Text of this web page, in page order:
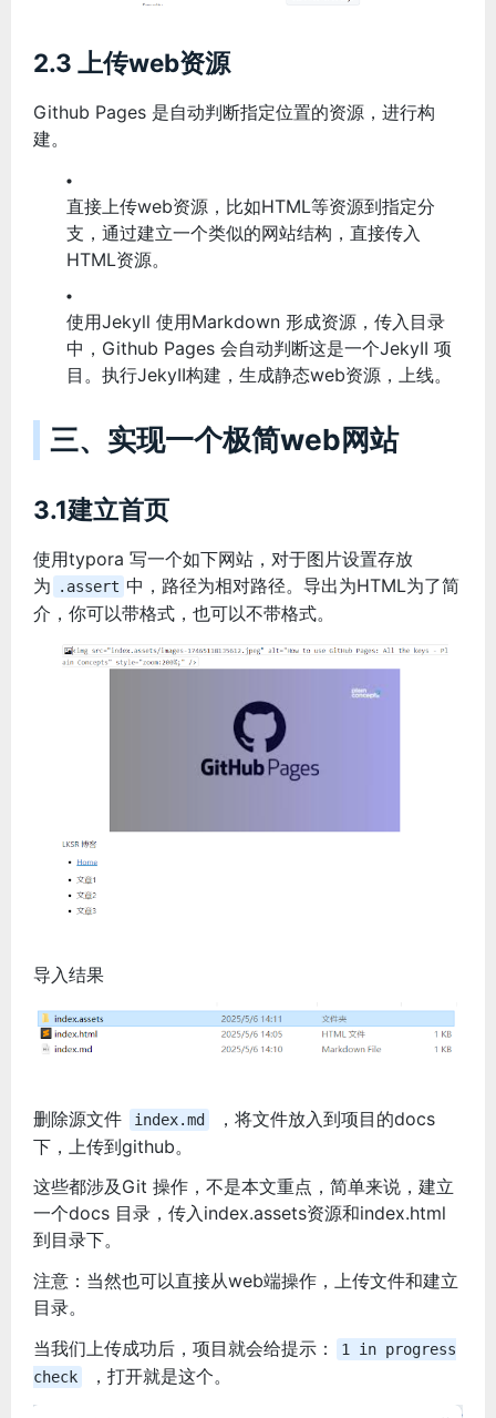
2.3 上传web资源
Github Pages 是自动判断指定位置的资源，进行构
建。
直接上传web资源，比如HTML等资源到指定分
支，通过建立一个类似的网站结构，直接传入
HTML资源。
使用Jekyll 使用Markdown 形成资源，传入目录
中，Github Pages 会自动判断这是一个JekyII 项
目。执行JekyII构建，生成静态web资源，上线。
三、实现一个极简web网站
3.1建立首页
使用typora 写一个如下网站，对于图片设置存放
为
.assert 中，路径为相对路径。导出为HTML为了简
介，你可以带格式，也可以不带格式。
导入结果
删除源文件 index.md
，将文件放入到项目的docs
下，上传到github。
这些都涉及Git 操作，不是本文重点，简单来说，建立
一个docs 目录，传入index.assets资源和index.html
到目录下。
注意：当然也可以直接从web端操作，上传文件和建立
目录。
当我们上传成功后，项目就会给提示：
1 in progress
check
，打开就是这个。